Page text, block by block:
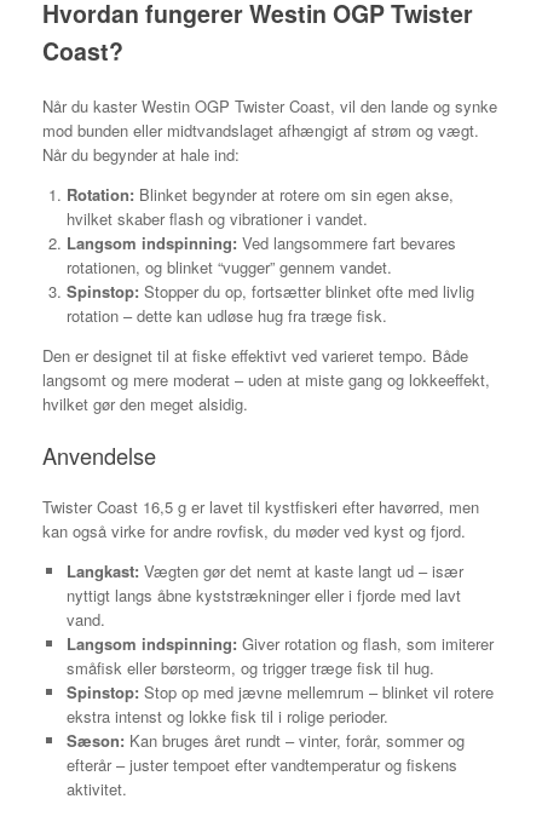
Hvordan fungerer Westin OGP Twister
Coast?
Når du kaster Westin OGP Twister Coast, vil den lande og synke
mod bunden eller midtvandslaget afhængigt af strøm og vægt.
Når du begynder at hale ind:
Rotation: Blinket begynder at rotere om sin egen akse,
hvilket skaber flash og vibrationer i vandet.
Langsom indspinning: Ved langsommere fart bevares
rotationen, og blinket “vugger” gennem vandet.
Spinstop: Stopper du op, fortsætter blinket ofte med livlig
rotation – dette kan udløse hug fra træge fisk.
Den er designet til at fiske effektivt ved varieret tempo. Både
langsomt og mere moderat – uden at miste gang og lokkeeffekt,
hvilket gør den meget alsidig.
Anvendelse
Twister Coast 16,5 g er lavet til kystfiskeri efter havørred, men
kan også virke for andre rovfisk, du møder ved kyst og fjord.
Langkast: Vægten gør det nemt at kaste langt ud – især
nyttigt langs åbne kyststrækninger eller i fjorde med lavt
vand.
Langsom indspinning: Giver rotation og flash, som imiterer
småfisk eller børsteorm, og trigger træge fisk til hug.
Spinstop: Stop op med jævne mellemrum – blinket vil rotere
ekstra intenst og lokke fisk til i rolige perioder.
Sæson: Kan bruges året rundt – vinter, forår, sommer og
efterår – juster tempoet efter vandtemperatur og fiskens
aktivitet.